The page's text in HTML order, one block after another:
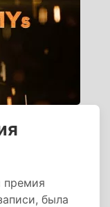
премия
была